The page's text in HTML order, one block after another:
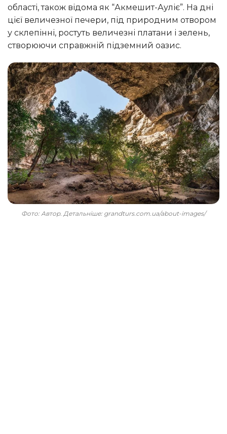
області, також відома як “Акмешит-Ауліє”. На дні
цієї величезної печери, під природним отвором
у склепінні, ростуть величезні платани і зелень,
створюючи справжній підземний оазис.
Фото: Автор. Детальніше: grandturs.com.ua/about-images/